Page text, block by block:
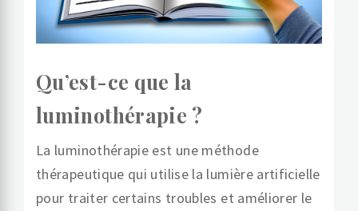
Qu’est-ce que la
luminothérapie ?
La luminothérapie est une méthode
thérapeutique qui utilise la lumière artificielle
pour traiter certains troubles et améliorer le